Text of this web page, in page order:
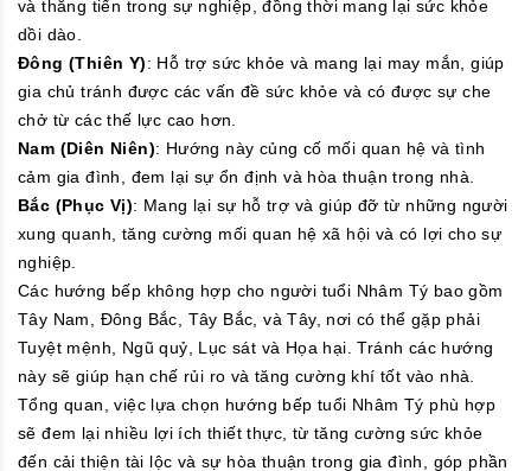
và thăng tiến trong sự nghiệp, đồng thời mang lại sức khỏe
dồi dào.
Đông (Thiên Y): Hỗ trợ sức khỏe và mang lại may mắn, giúp
gia chủ tránh được các vấn đề sức khỏe và có được sự che
chở từ các thế lực cao hơn.
Nam (Diên Niên): Hướng này củng cố mối quan hệ và tình
cảm gia đình, đem lại sự ổn định và hòa thuận trong nhà.
Bắc (Phục Vị): Mang lại sự hỗ trợ và giúp đỡ từ những người
xung quanh, tăng cường mối quan hệ xã hội và có lợi cho sự
nghiệp.
Các hướng bếp không hợp cho người tuổi Nhâm Tý bao gồm
Tây Nam, Đông Bắc, Tây Bắc, và Tây, nơi có thể gặp phải
Tuyệt mệnh, Ngũ quỷ, Lục sát và Họa hại. Tránh các hướng
này sẽ giúp hạn chế rủi ro và tăng cường khí tốt vào nhà.
Tổng quan, việc lựa chọn hướng bếp tuổi Nhâm Tý phù hợp
sẽ đem lại nhiều lợi ích thiết thực, từ tăng cường sức khỏe
đến cải thiện tài lộc và sự hòa thuận trong gia đình, góp phần